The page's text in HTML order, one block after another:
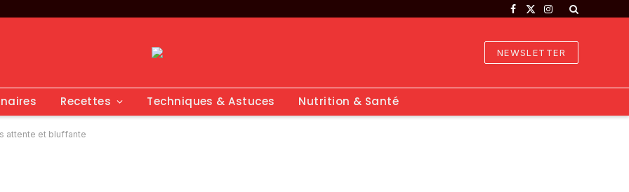
Facebook
X
Instagram
NEWSLETTER
Recettes Techniques & Astuces Nutrition & Santé
attente et bluffante